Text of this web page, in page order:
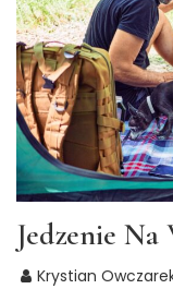
Jedzenie
Krystian